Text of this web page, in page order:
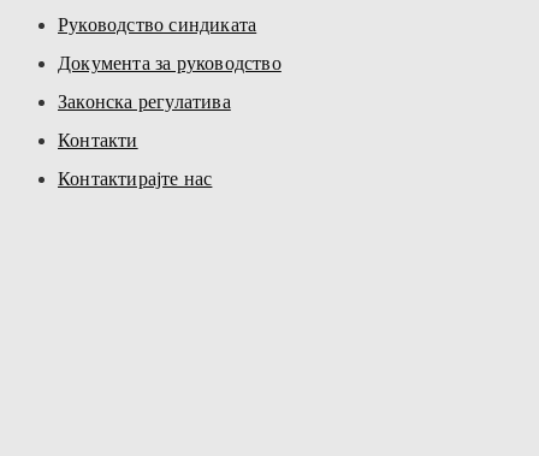
Руководство синдиката
Документа за руководство
Законска регулатива
Контакти
Контактирајте нас